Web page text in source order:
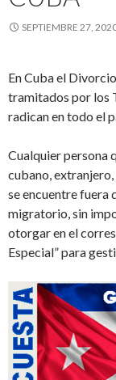
SEPTIEMBRE 27,
En Cubael Divorcio
tramitados por los
radican en todo el
Cualquierpersona
cubano,
se encuentrefuera
migratorio, sin
otorgaren el
Especial”para